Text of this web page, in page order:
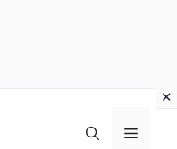
Menu